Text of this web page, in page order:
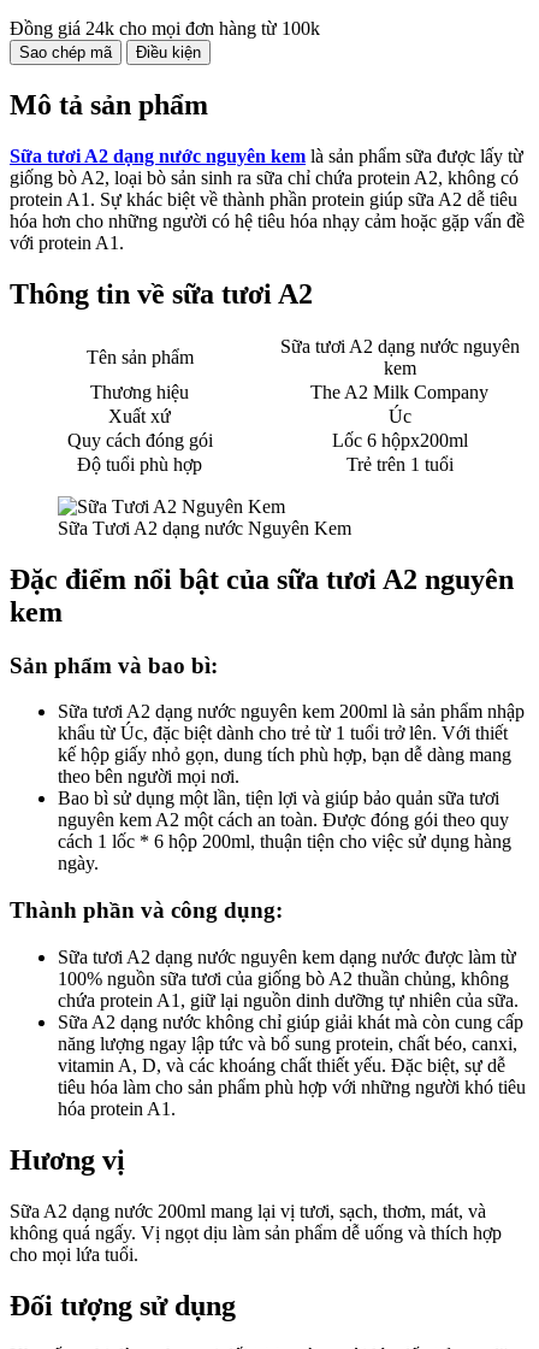
Đồng giá 24k cho mọi đơn hàng từ 100k
Sao chép mã Điều kiện
Mô tả sản phẩm
Sữa tươi A2 dạng nước nguyên kem là sản phẩm sữa được lấy từ
giống bò A2, loại bò sản sinh ra sữa chỉ chứa protein A2, không có
protein A1. Sự khác biệt về thành phần protein giúp sữa A2 dễ tiêu
hóa hơn cho những người có hệ tiêu hóa nhạy cảm hoặc gặp vấn đề
với protein A1.
Thông tin về sữa tươi A2
Tên sản phẩm
Sữa tươi A2 dạng nước nguyên
kem
Thương hiệu
The A2 Milk Company
Xuất xứ
Úc
Quy cách đóng gói
Lốc 6 hộpx200ml
Độ tuổi phù hợp
Trẻ trên 1 tuổi
Sữa Tươi A2 dạng nước Nguyên Kem
Đặc điểm nổi bật của sữa tươi A2 nguyên
kem
Sản phẩm và bao bì:
Sữa tươi A2 dạng nước nguyên kem 200ml là sản phẩm nhập
khẩu từ Úc, đặc biệt dành cho trẻ từ 1 tuổi trở lên. Với thiết
kế hộp giấy nhỏ gọn, dung tích phù hợp, bạn dễ dàng mang
theo bên người mọi nơi.
Bao bì sử dụng một lần, tiện lợi và giúp bảo quản sữa tươi
nguyên kem A2 một cách an toàn. Được đóng gói theo quy
cách 1 lốc * 6 hộp 200ml, thuận tiện cho việc sử dụng hàng
ngày.
Thành phần và công dụng:
Sữa tươi A2 dạng nước nguyên kem dạng nước được làm từ
100% nguồn sữa tươi của giống bò A2 thuần chủng, không
chứa protein A1, giữ lại nguồn dinh dưỡng tự nhiên của sữa.
Sữa A2 dạng nước không chỉ giúp giải khát mà còn cung cấp
năng lượng ngay lập tức và bổ sung protein, chất béo, canxi,
vitamin A, D, và các khoáng chất thiết yếu. Đặc biệt, sự dễ
tiêu hóa làm cho sản phẩm phù hợp với những người khó tiêu
hóa protein A1.
Hương vị
Sữa A2 dạng nước 200ml mang lại vị tươi, sạch, thơm, mát, và
không quá ngấy. Vị ngọt dịu làm sản phẩm dễ uống và thích hợp
cho mọi lứa tuổi.
Đối tượng sử dụng